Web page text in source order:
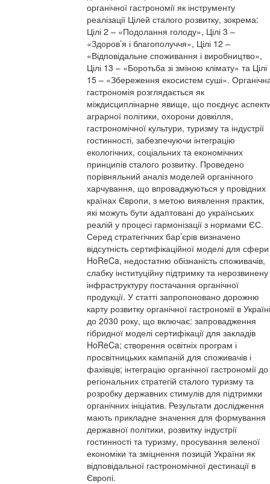
органічної гастрономії як інструменту
реалізації Цілей сталого розвитку, зокрема:
Цілі 2 – «Подолання голоду», Цілі 3 –
«Здоров’я і благополуччя», Цілі 12 –
«Відповідальне споживання і виробництво»,
Цілі 13 – «Боротьба зі зміною клімату» та Цілі
15 – «Збереження екосистем суші».
гастрономія розглядається як
міждисциплінарне явище, що поєднує
аграрної політики, охорони довкілля,
гастрономічної культури, туризму та індустрії
гостинності, забезпечуючи інтеграцію
екологічних, соціальних та економічних
принципів сталого розвитку. Проведено
порівняльний аналіз моделей органічного
харчування, що впроваджуються у провідних
країнах Європи, з метою виявлення практик,
які можуть бути адаптовані до українських
реалій у процесі гармонізації з нормами ЄС.
Серед стратегічних бар’єрів визначено
відсутність сертифікаційної моделі для сфери
HoReCa, недостатню обізнаність споживачів,
слабку інституційну підтримку та нерозвинену
інфраструктуру постачання органічної
продукції. У статті запропоновано дорожню
карту розвитку органічної гастрономії в Україні
до 2030 року, що включає: запровадження
гібридної моделі сертифікації для закладів
HoReCa; створення освітніх програм і
просвітницьких кампаній для споживачів і
фахівців; інтеграцію органічної гастрономії до
регіональних стратегій сталого туризму та
розробку державних стимулів для підтримки
органічних ініціатив. Результати дослідження
мають прикладне значення для формування
державної політики, розвитку індустрії
гостинності та туризму, просування зеленої
економіки та зміцнення позицій України як
відповідальної гастрономічної дестинації в
Європі.